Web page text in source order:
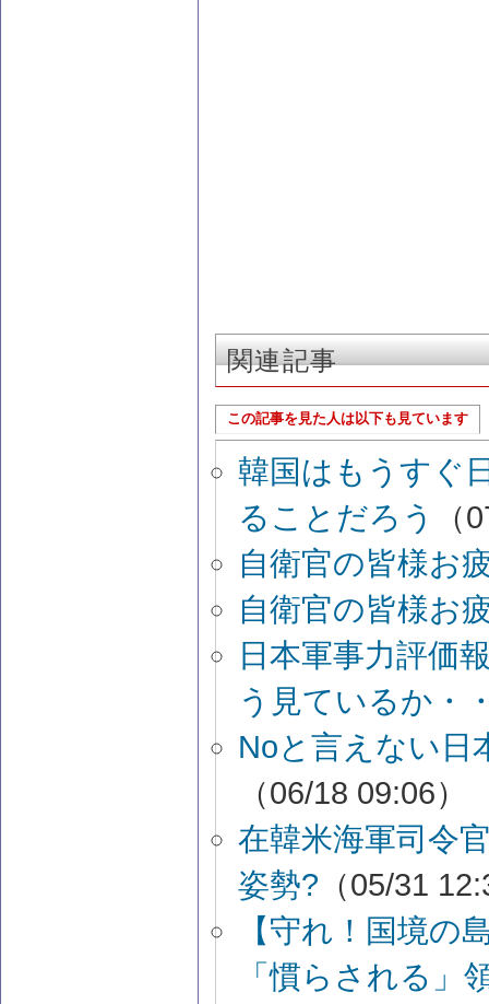
関連記事
この記事を見た人は以下も見ています
韓国はもうすぐ
ることだろう
（
自衛官の皆様お
自衛官の皆様お
日本軍事力評価
う見ているか・
Noと言えない日
（06/18 09:06）
在韓米海軍司令
姿勢? （05/31
【守れ！国境
「慣らされる」